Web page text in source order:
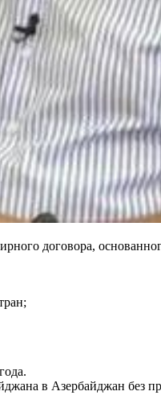
договора,
в Азербайджан без